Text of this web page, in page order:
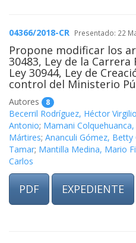
04366/2018-CR Presentado: 22
Propone modificar los
30483, Ley de la
Ley 30944, Ley de
control del Ministerio
Autores 8
Becerril Rodríguez, Héctor Virgilio
Antonio; Mamani
Mártires; Ananculi Gómez, Betty
Tamar; Mantilla Medina, Mario
Carlos
PDF EXPEDIENTE